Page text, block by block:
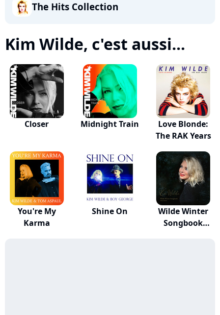
The Hits Collection
Kim Wilde, c'est aussi...
Closer Midnight Train
Love Blonde:
The RAK Years
You're My
Karma
Shine On
Wilde Winter
Songbook